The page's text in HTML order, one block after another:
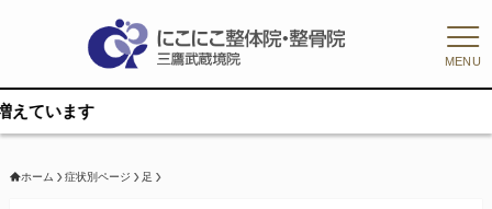
MENU
ホーム 症状別ページ 足